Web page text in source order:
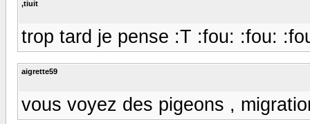
,tiuit
trop tard je pense :T :fou: :fou:
aigrette59
vous voyez des pigeons ,